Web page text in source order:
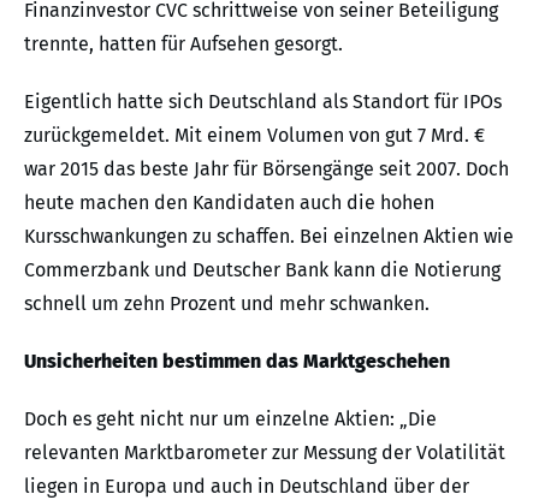
Finanzinvestor CVC schrittweise von seiner Beteiligung
trennte, hatten für Aufsehen gesorgt.
Eigentlich hatte sich Deutschland als Standort für IPOs
zurückgemeldet. Mit einem Volumen von gut 7 Mrd. €
war 2015 das beste Jahr für Börsengänge seit 2007. Doch
heute machen den Kandidaten auch die hohen
Kursschwankungen zu schaffen. Bei einzelnen Aktien wie
Commerzbank und Deutscher Bank kann die Notierung
schnell um zehn Prozent und mehr schwanken.
Unsicherheiten bestimmen das Marktgeschehen
Doch es geht nicht nur um einzelne Aktien: „Die
relevanten Marktbarometer zur Messung der Volatilität
liegen in Europa und auch in Deutschland über der